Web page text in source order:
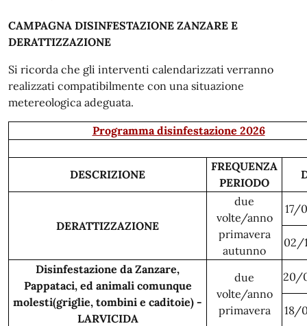
CAMPAGNA DISINFESTAZIONE ZANZARE E
DERATTIZZAZIONE
Si ricorda che gli interventi calendarizzati verranno
realizzati compatibilmente con una situazione
metereologica adeguata.
Programma disinfestazione 2026
DESCRIZIONE
FREQUENZA
PERIODO
DERATTIZZAZIONE
due
volte/anno
primavera
autunno
17/
02/
Disinfestazione da Zanzare,
Pappataci, ed animali comunque
molesti(griglie, tombini e caditoie) -
LARVICIDA
due
volte/anno
primavera
20/
18/